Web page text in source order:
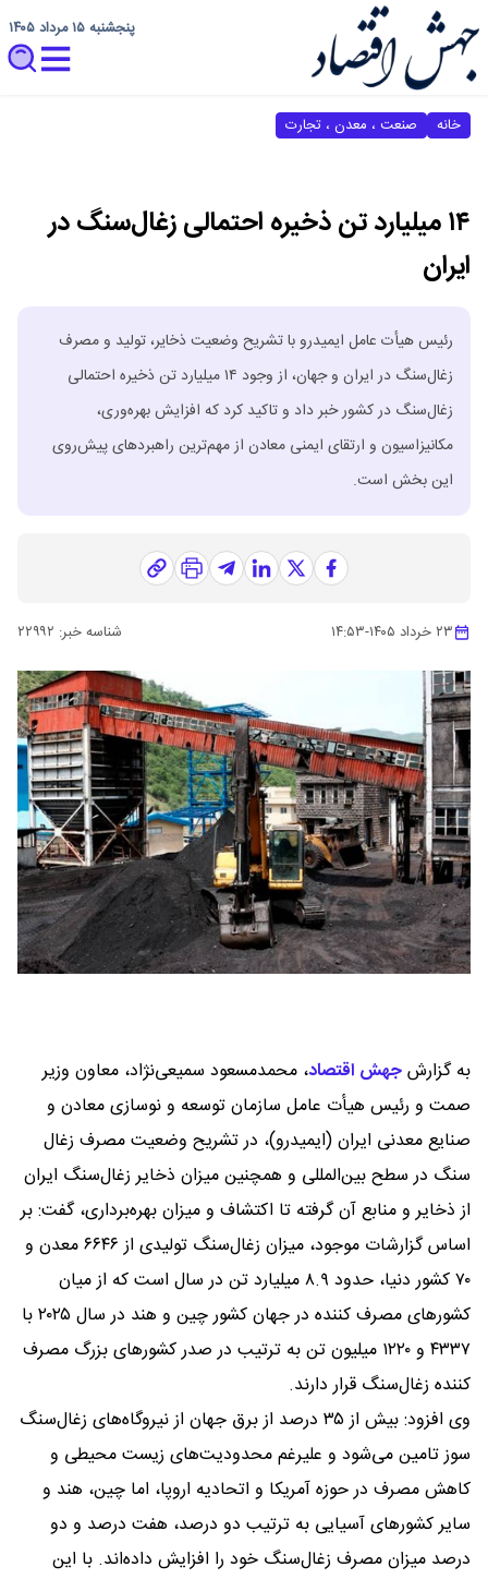
پنجشنبه ۱۵ مرداد ۱۴۰۵
خانه صنعت ، معدن ، تجارت
۱۴ میلیارد تن ذخیره احتمالی زغال‌سنگ در
ایران
رئیس هیأت عامل ایمیدرو با تشریح وضعیت ذخایر، تولید و مصرف
زغال‌سنگ در ایران و جهان، از وجود ۱۴ میلیارد تن ذخیره احتمالی
زغال‌سنگ در کشور خبر داد و تاکید کرد که افزایش بهره‌وری،
مکانیزاسیون و ارتقای ایمنی معادن از مهم‌ترین راهبردهای پیش‌روی
این بخش است.
۲۳ خرداد ۱۴۰۵ -۱۴:۵۳ شناسه خبر: ۲۲۹۹۲
به گزارشجهش اقتصاد، محمدمسعود سمیعی‌نژاد، معاون وزیر
صمت و رئیس هیأت عامل سازمان توسعه و نوسازی معادن و
صنایع معدنی ایران (ایمیدرو)، در تشریح وضعیت مصرف زغال
سنگ در سطح بین‌المللی و همچنین میزان ذخایر زغال‌سنگ ایران
از ذخایر و منابع آن گرفته تا اکتشاف و میزان بهره‌برداری، گفت: بر
اساس گزارشات موجود، میزان زغال‌سنگ تولیدی از ۶۶۴۶ معدن و
۷۰ کشور دنیا، حدود ۸.۹ میلیارد تن در سال است که از میان
کشورهای مصرف کننده در جهان کشور چین و هند در سال ۲۰۲۵ با
۴۳۳۷ و ۱۲۲۰ میلیون تن به ترتیب در صدر کشورهای بزرگ مصرف
کننده زغال‌سنگ قرار دارند.
وی افزود: بیش از ۳۵ درصد از برق جهان از نیروگاه‌های زغال‌سنگ
سوز تامین می‌شود و علیرغم محدودیت‌های زیست محیطی و
کاهش مصرف در حوزه آمریکا و اتحادیه اروپا، اما چین، هند و
سایر کشورهای آسیایی به ترتیب دو درصد، هفت درصد و دو
درصد میزان مصرف زغال‌سنگ خود را افزایش داده‌اند. با این